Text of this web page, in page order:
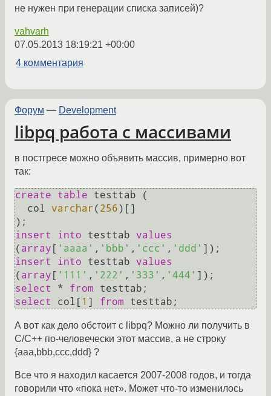
не нужен при генерации списка записей)?
vahvarh
07.05.2013 18:19:21 +00:00
4 комментария
Форум — Development
libpq работа с массивами
в постгресе можно объявить массив, примерно вот
так:
create table testtab (
  col
varchar( 256)[]
insert into testtab values
( array [ 'aaaa' , 'bbb' , 'ccc' , 'ddd'
insert into testtab values
( array [ '111' , '222' , '333' , '444'
select
* from
select
col[ 1 ] from
А вот как дело обстоит с libpq? Можно ли получить в
C/C++ по-человечески этот массив, а не строку
{aaa,bbb,ccc,ddd} ?
Все что я находил касается 2007-2008 годов, и тогда
говорили что «пока нет». Может что-то изменилось